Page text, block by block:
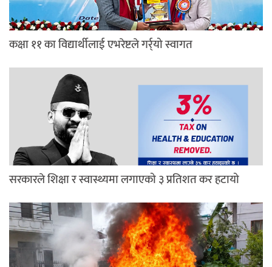
कक्षा ११ का विद्यार्थीलाई एभरेष्टले गर्र्यो स्वागत
सरकारले शिक्षा र स्वास्थ्यमा लगाएको ३ प्रतिशत कर हटायो